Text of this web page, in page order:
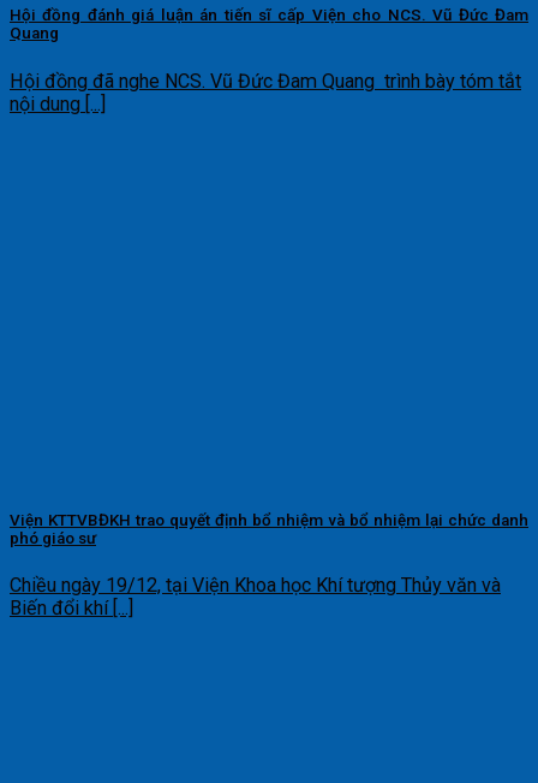
Hội đồng đánh giá luận án tiến sĩ cấp Viện cho NCS. Vũ Đức Đam
Quang
Hội đồng đã nghe NCS. Vũ Đức Đam Quang trình bày tóm tắt
nội dung [...]
Viện KTTVBĐKH trao quyết định bổ nhiệm và bổ nhiệm lại chức danh
phó giáo sư
Chiều ngày 19/12, tại Viện Khoa học Khí tượng Thủy văn và
Biến đổi khí [...]